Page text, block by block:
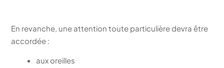
En revanche, une attention toute particulière devra être
accordée :
aux oreilles